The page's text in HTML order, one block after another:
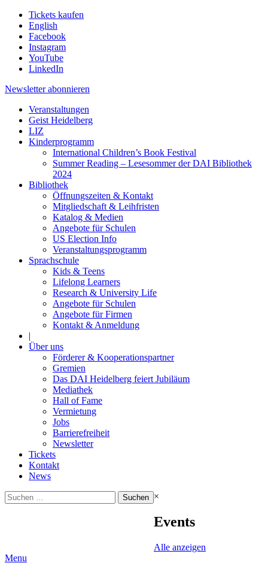
Tickets kaufen
English
Facebook
Instagram
YouTube
LinkedIn
Newsletter abonnieren
Veranstaltungen
Geist Heidelberg
LIZ
Kinderprogramm
International Children’s Book Festival
Summer Reading – Lesesommer der DAI Bibliothek
2024
Bibliothek
Öffnungszeiten & Kontakt
Mitgliedschaft & Leihfristen
Katalog & Medien
Angebote für Schulen
US Election Info
Veranstaltungsprogramm
Sprachschule
Kids & Teens
Lifelong Learners
Research & University Life
Angebote für Schulen
Angebote für Firmen
Kontakt & Anmeldung
|
Über uns
Förderer & Kooperationspartner
Gremien
Das DAI Heidelberg feiert Jubiläum
Mediathek
Hall of Fame
Vermietung
Jobs
Barrierefreiheit
Newsletter
Tickets
Kontakt
News
Suchen
nach:
×
Events
Alle anzeigen
Menu